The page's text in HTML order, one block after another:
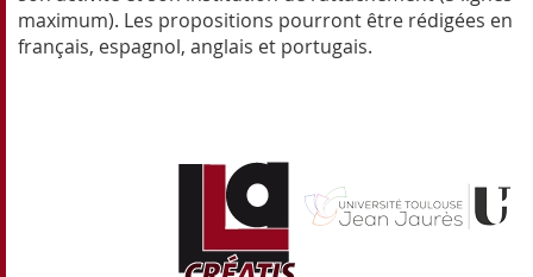
maximum). Les propositions pourront être rédigées en
français, espagnol, anglais et portugais.